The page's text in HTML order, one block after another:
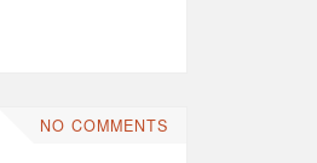
NO COMMENTS